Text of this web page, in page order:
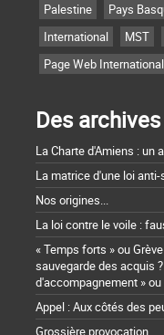
Palestine
Pays
International
MST
Page Web
Des
La Charte d'Amiens : un
La matrice d'une loi
Nos origines...
La loi contre le voile :
« Temps forts » ou
sauvegarde des acquis
d'accompagnement »
Appel : Aux côtés des
Grossière provocation